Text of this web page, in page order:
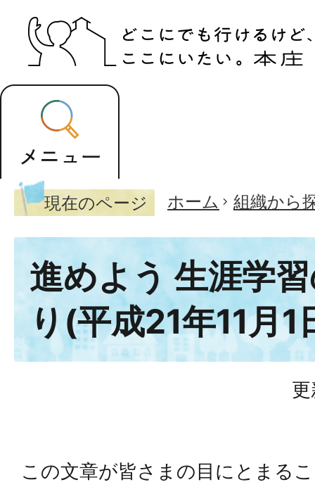
現在のページ ホーム 組織から
進めよう 生涯学
り(平成21年11月1
この文章が皆さまの目にとまる